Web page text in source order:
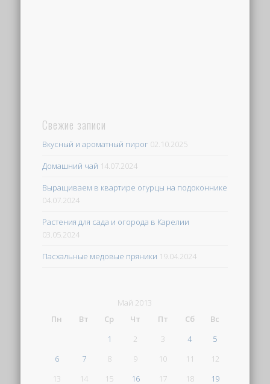
Свежие записи
Вкусный и ароматный пирог 02.10.2025
Домашний чай 14.07.2024
Выращиваем в квартире огурцы на подоконнике
04.07.2024
Растения для сада и огорода в Карелии
03.05.2024
Пасхальные медовые пряники 19.04.2024
Май 2013
Пн
Вт Ср Чт Пт Сб
Вс
1
2 3 4
5
6
7 8 9 10 11
12
13
14 15 16 17 18
19